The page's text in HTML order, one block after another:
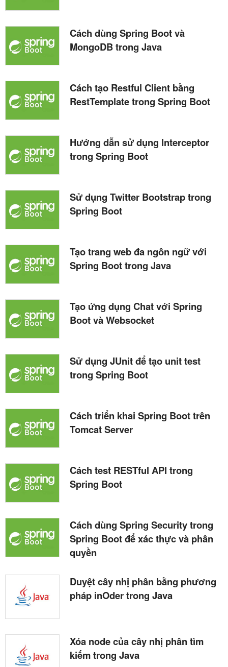
Cách dùng Spring Boot và
MongoDB trong Java
Cách tạo Restful Client bằng
RestTemplate trong Spring Boot
Hướng dẫn sử dụng Interceptor
trong Spring Boot
Sử dụng Twitter Bootstrap trong
Spring Boot
Tạo trang web đa ngôn ngữ với
Spring Boot trong Java
Tạo ứng dụng Chat với Spring
Boot và Websocket
Sử dụng JUnit để tạo unit test
trong Spring Boot
Cách triển khai Spring Boot trên
Tomcat Server
Cách test RESTful API trong
Spring Boot
Cách dùng Spring Security trong
Spring Boot để xác thực và phân
quyền
Duyệt cây nhị phân bằng phương
pháp inOder trong Java
Xóa node của cây nhị phân tìm
kiếm trong Java